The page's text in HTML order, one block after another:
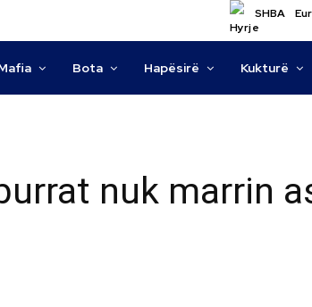
SHBA
Bota Hapësirë Kukturë
nuk marrin